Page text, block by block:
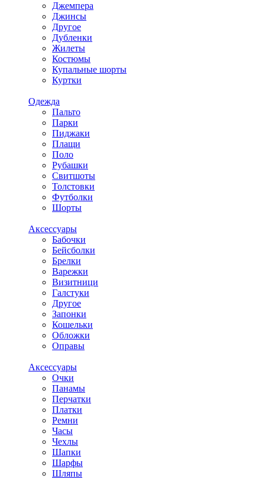
Джемпера
Джинсы
Другое
Дубленки
Жилеты
Костюмы
Купальные шорты
Куртки
Одежда
Пальто
Парки
Пиджаки
Плащи
Поло
Рубашки
Свитшоты
Толстовки
Футболки
Шорты
Аксессуары
Бабочки
Бейсболки
Брелки
Варежки
Визитници
Галстуки
Другое
Запонки
Кошельки
Обложки
Оправы
Аксессуары
Очки
Панамы
Перчатки
Платки
Ремни
Часы
Чехлы
Шапки
Шарфы
Шляпы